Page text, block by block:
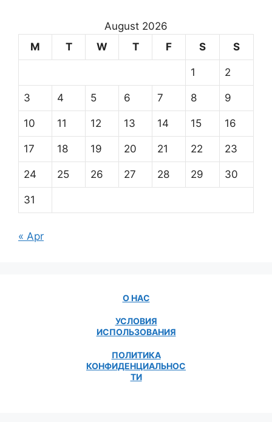
August 2026
M
T W T F S S
1 2
3 4 5 6 7 8 9
10 11 12 13 14 15 16
17 18 19 20 21 22 23
24 25 26 27 28 29 30
31
« Apr
О НАС
УСЛОВИЯ
ИСПОЛЬЗОВАНИЯ
ПОЛИТИКА
КОНФИДЕНЦИАЛЬНОС
ТИ